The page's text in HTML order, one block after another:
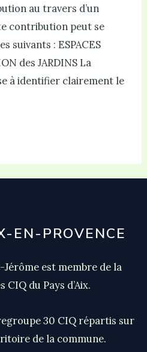
au travers d’un
contribution peut se
suivants : ESPACES
des JARDINS La
à identifier clairement le
EN-PROVENCE
Jérôme est membre de la
CIQ du Pays d’Aix.
30 CIQ répartis sur
de la commune.